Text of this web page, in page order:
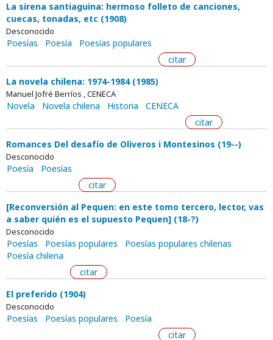
La sirena santiaguina: hermoso folleto de canciones,
cuecas, tonadas, etc (1908)
Desconocido
Poesías Poesía
Poesías populares
citar
La novela chilena: 1974-1984 (1985)
Manuel Jofré Berríos , CENECA
Novela Novela chilena Historia
CENECA
citar
Romances Del desafío de Oliveros i Montesinos (19--)
Desconocido
Poesía
Poesías
citar
[Reconversión al Pequen: en este tomo tercero, lector, vas
a saber quién es el supuesto Pequen] (18-?)
Desconocido
Poesías Poesías populares
Poesías populares chilenas
Poesía chilena
citar
El preferido (1904)
Desconocido
Poesías Poesías populares
Poesía
citar